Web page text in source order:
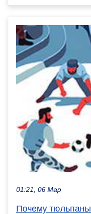
01:21, 06 Мар
Почему